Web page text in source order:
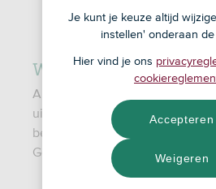
Wel of niet lenen?
Als je niet rondkomt tijdens je
uitkomst bieden. Maar let op: Je
bedrag uiteindelijk weer
Geld lenen kost dus geld.
Je kunt je keuze altijd
instellen' onderaan
Hier vind je ons
Weigeren
Accepteren